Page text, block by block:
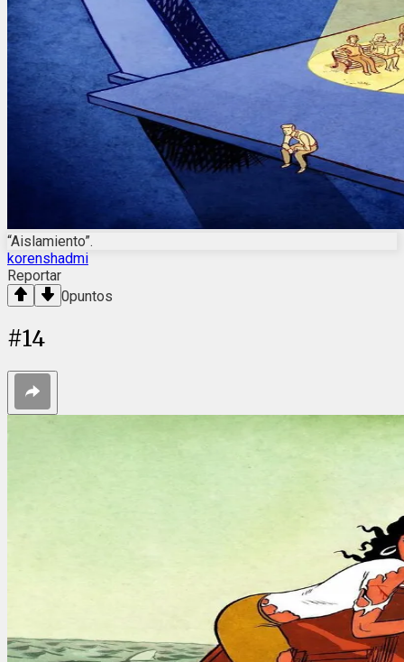
“Aislamiento”.
korenshadmi
Reportar
0puntos
#14